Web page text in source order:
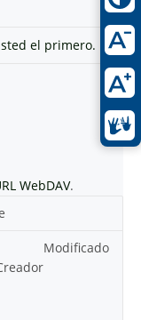
el primero.
WebDAV.
Modificado